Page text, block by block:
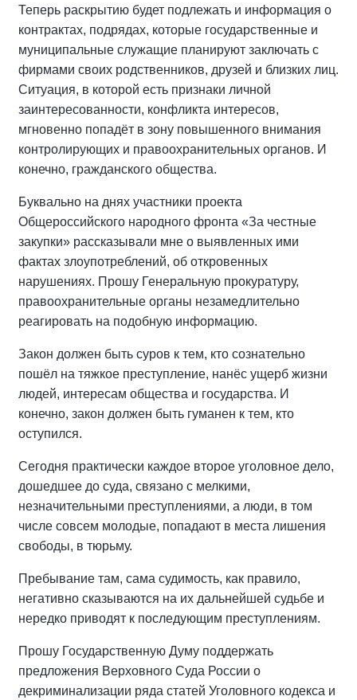
Теперь раскрытию будет подлежать и информация о
контрактах, подрядах, которые государственные и
муниципальные служащие планируют заключать с
фирмами своих родственников, друзей и близких лиц.
Ситуация, в которой есть признаки личной
заинтересованности, конфликта интересов,
мгновенно попадёт в зону повышенного внимания
контролирующих и правоохранительных органов. И
конечно, гражданского общества.
Буквально на днях участники проекта
Общероссийского народного фронта «За честные
закупки» рассказывали мне о выявленных ими
фактах злоупотреблений, об откровенных
нарушениях. Прошу Генеральную прокуратуру,
правоохранительные органы незамедлительно
реагировать на подобную информацию.
Закон должен быть суров к тем, кто сознательно
пошёл на тяжкое преступление, нанёс ущерб жизни
людей, интересам общества и государства. И
конечно, закон должен быть гуманен к тем, кто
оступился.
Сегодня практически каждое второе уголовное дело,
дошедшее до суда, связано с мелкими,
незначительными преступлениями, а люди, в том
числе совсем молодые, попадают в места лишения
свободы, в тюрьму.
Пребывание там, сама судимость, как правило,
негативно сказываются на их дальнейшей судьбе и
нередко приводят к последующим преступлениям.
Прошу Государственную Думу поддержать
предложения Верховного Суда России о
декриминализации ряда статей Уголовного кодекса и